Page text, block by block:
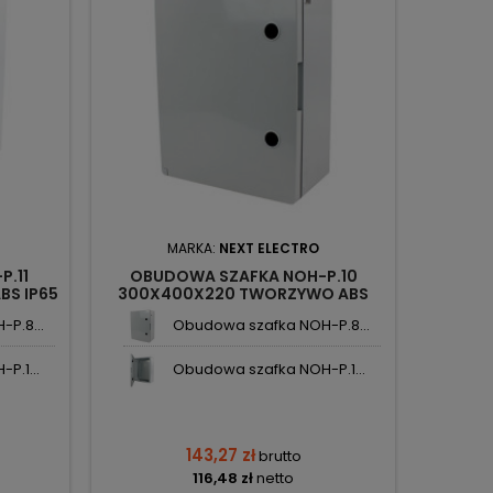
IP65
P.8...
MARKA: NEXT ELECTRO
OBUDOWA SZAFKA NOH-P.10
300X400X220 TWORZYWO ABS
IP65 3846210 NEXT ELECTRO
Obudowa szafka NOH-P.8...
Obudowa szafka NOH-P.1...
143,27 złbrutto
116,48 złnetto